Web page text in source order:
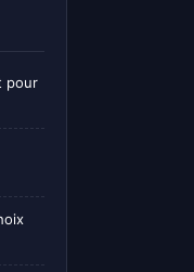
pour